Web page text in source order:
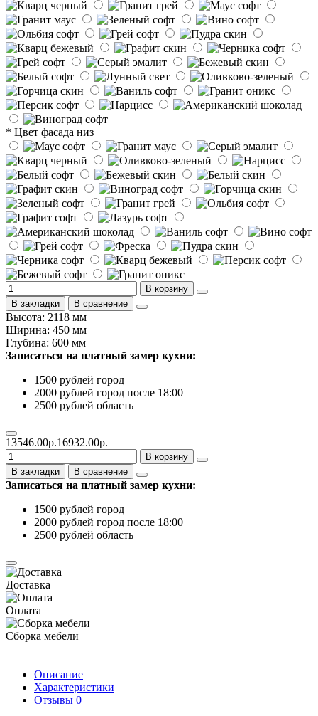
* Цвет фасада низ
В корзину
В закладки
В сравнение
Высота: 2118 мм
Ширина: 450 мм
Глубина: 600 мм
Записаться на платный замер кухни:
1500 рублей город
2000 рублей город после 18:00
2500 рублей область
13546.00р.16932.00р.
В корзину
В закладки
В сравнение
Записаться на платный замер кухни:
1500 рублей город
2000 рублей город после 18:00
2500 рублей область
Доставка
Оплата
Сборка мебели
Описание
Характеристики
Отзывы 0